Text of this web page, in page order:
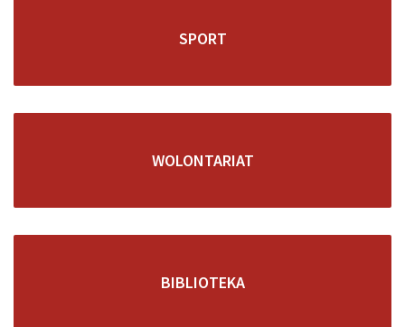
SPORT
WOLONTARIAT
BIBLIOTEKA